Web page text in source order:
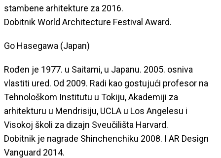
stambene arhitekture za 2016.
Dobitnik World Architecture Festival Award.
Go Hasegawa (Japan)
Rođen je 1977. u Saitami, u Japanu. 2005. osniva
vlastiti ured. Od 2009. Radi kao gostujući profesor na
Tehnološkom Institutu u Tokiju, Akademiji za
arhitekturu u Mendrisiju, UCLA u Los Angelesu i
Visokoj školi za dizajn Sveučilišta Harvard.
Dobitnik je nagrade Shinchenchiku 2008. I AR Design
Vanguard 2014.